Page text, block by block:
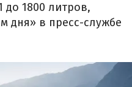
до 1800 литров,
дня» в пресс-службе